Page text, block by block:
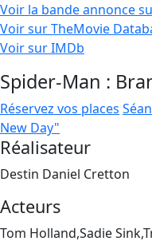
Voir la bande annonce
Voir sur TheMovie
Voir sur IMDb
Spider-Man :
Réservez vos places
New Day"
Réalisateur
Destin Daniel Cretton
Acteurs
Tom Holland,Sadie